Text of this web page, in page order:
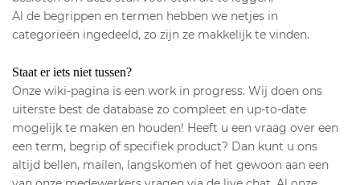
Al de begrippen en termen hebben we netjes in
categorieën ingedeeld, zo zijn ze makkelijk te vinden.
Staat er iets niet tussen?
Onze wiki-pagina is een work in progress. Wij doen ons
uiterste best de database zo compleet en up-to-date
mogelijk te maken en houden! Heeft u een vraag over een
een term, begrip of specifiek product? Dan kunt u ons
altijd bellen, mailen, langskomen of het gewoon aan een